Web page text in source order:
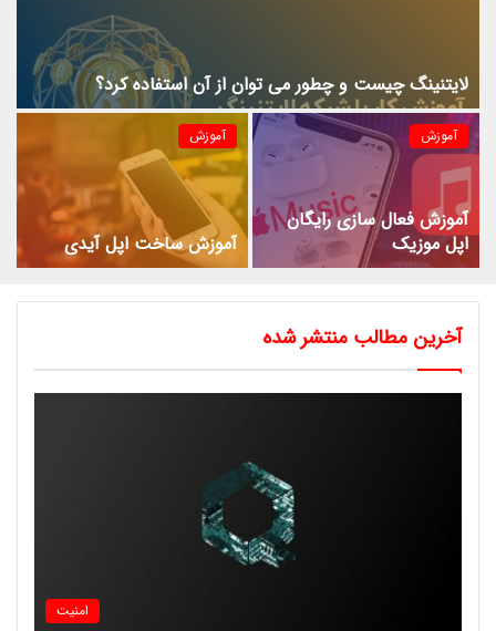
لایتنینگ چیست و چطور می توان از آن استفاده کرد؟
آموزش
آموزش فعال سازی رایگان
اپل موزیک
آموزش
آموزش ساخت اپل آیدی
آخرین مطالب منتشر شده
امنیت